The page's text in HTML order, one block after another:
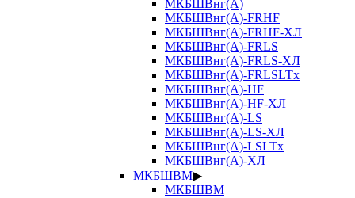
МКБШВнг(А)
МКБШВнг(А)-FRHF
МКБШВнг(А)-FRHF-ХЛ
МКБШВнг(А)-FRLS
МКБШВнг(А)-FRLS-ХЛ
МКБШВнг(А)-FRLSLTx
МКБШВнг(А)-HF
МКБШВнг(А)-HF-ХЛ
МКБШВнг(А)-LS
МКБШВнг(А)-LS-ХЛ
МКБШВнг(А)-LSLTx
МКБШВнг(А)-ХЛ
МКБШВМ▶
МКБШВМ